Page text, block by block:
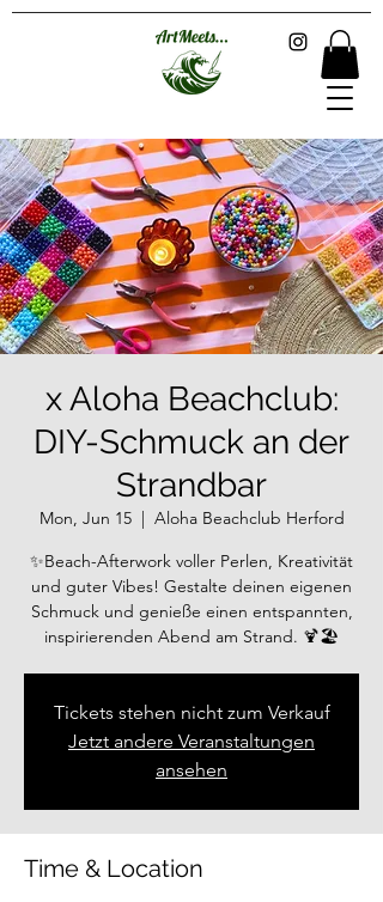
x Aloha Beachclub:
DIY-Schmuck an der
Strandbar
Mon, Jun 15
  |
Aloha Beachclub Herford
✨Beach-Afterwork voller Perlen, Kreativität
und guter Vibes! Gestalte deinen eigenen
Schmuck und genieße einen entspannten,
inspirierenden Abend am Strand. 🍹🏖️
Tickets stehen nicht zum Verkauf
Jetzt andere Veranstaltungen
ansehen
Time & Location